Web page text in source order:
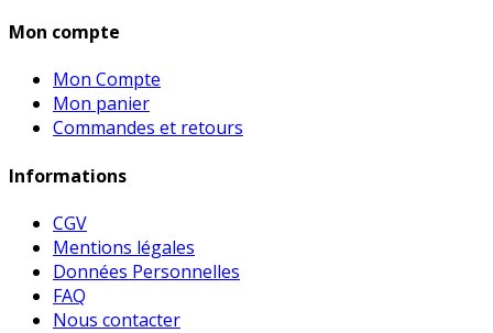
Mon compte
Mon Compte
Mon panier
Commandes et retours
Informations
CGV
Mentions légales
Données Personnelles
FAQ
Nous contacter